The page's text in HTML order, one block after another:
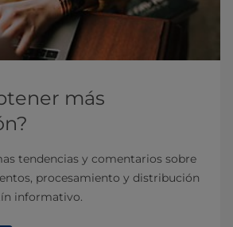
más
tendencias y comentarios sobre
procesamiento y distribución
informativo.